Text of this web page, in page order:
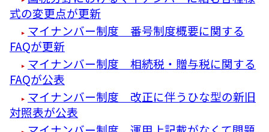
式の変更点が更新
マイナンバー制度 番号制度概要に関する
FAQが更新
マイナンバー制度 相続税・贈与税に関する
FAQが公表
マイナンバー制度 改正に伴うひな型の新旧
対照表が公表